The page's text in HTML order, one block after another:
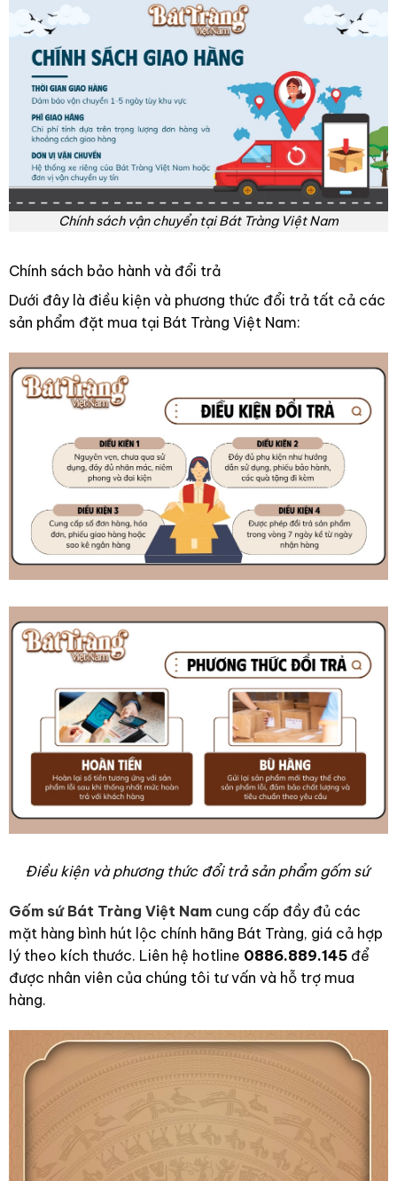
Chính sách vận chuyển tại Bát Tràng Việt Nam
Chính sách bảo hành và đổi trả
Dưới đây là điều kiện và phương thức đổi trả tất cả các
sản phẩm đặt mua tại Bát Tràng Việt Nam:
Điều kiện và phương thức đổi trả sản phẩm gốm sứ
Gốm sứ Bát Tràng Việt Nam cung cấp đầy đủ các
mặt hàng bình hút lộc chính hãng Bát Tràng, giá cả hợp
lý theo kích thước. Liên hệ hotline 0886.889.145để
được nhân viên của chúng tôi tư vấn và hỗ trợ mua
hàng.